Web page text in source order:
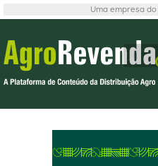
Uma empresa do